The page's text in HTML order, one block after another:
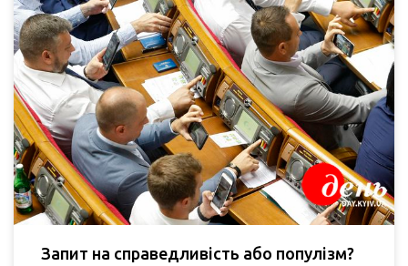
Запит на справедливість або популізм?